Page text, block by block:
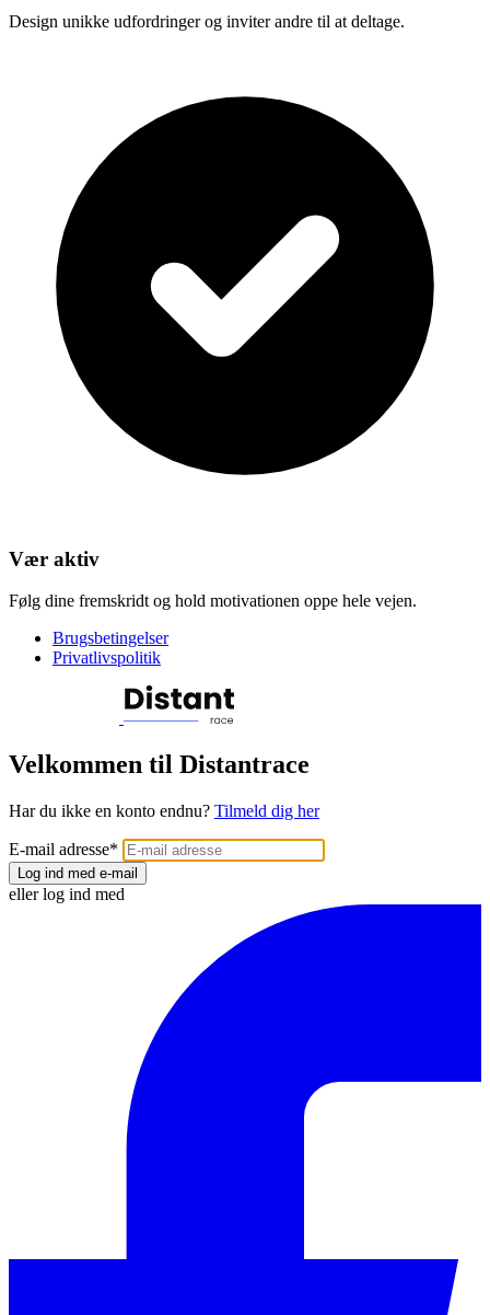
Design unikke udfordringer og inviter andre til at deltage.
Vær aktiv
Følg dine fremskridt og hold motivationen oppe hele vejen.
Brugsbetingelser
Privatlivspolitik
Velkommen til Distantrace
Har du ikke en konto endnu? Tilmeld dig her
E-mail adresse*
Log ind med e-mail
eller log ind med